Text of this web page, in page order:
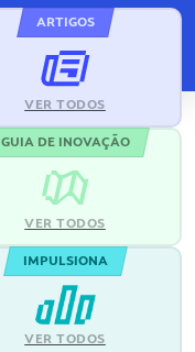
ARTIGOS
VER TODOS
GUIA DE INOVAÇÃO
VER TODOS
IMPULSIONA
VER TODOS